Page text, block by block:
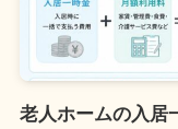
老人ホームの入居